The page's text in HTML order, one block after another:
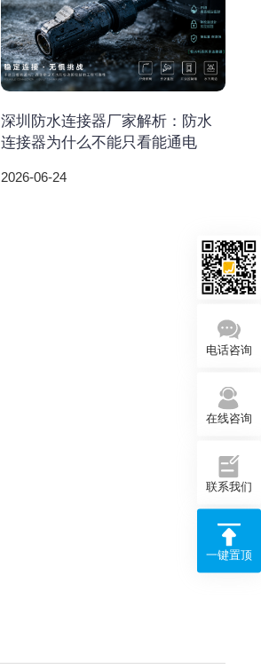
深圳防水连接器厂家解析：防水
连接器为什么不能只看能通电
2026-06-24
电话咨询
在线咨询
联系我们
一键置顶